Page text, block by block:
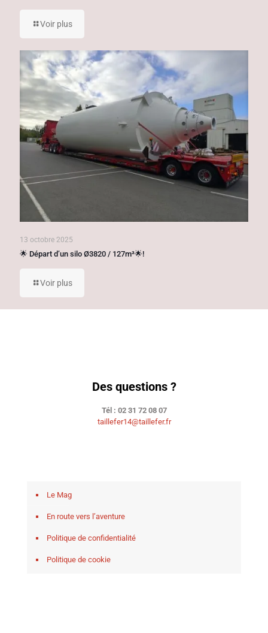
Voir plus
13 octobre 2025
🌟 Départ d’un silo Ø3820 / 127m³🌟!
Voir plus
Des questions ?
Tél : 02 31 72 08 07
taillefer14@taillefer.fr
Le Mag
En route vers l’aventure
Politique de confidentialité
Politique de cookie